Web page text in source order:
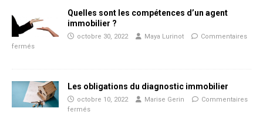
Quelles sont les compétences d’un agent
immobilier ?
octobre 30, 2022 Maya Lurinot
Commentaires
fermés
Les obligations du diagnostic immobilier
octobre 10, 2022 Marise Gerin
Commentaires
fermés